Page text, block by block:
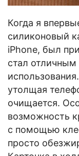
Когда я
силиконовый
iPhone, был
стал
утолщая
очищается.
возможность
с помощью
просто